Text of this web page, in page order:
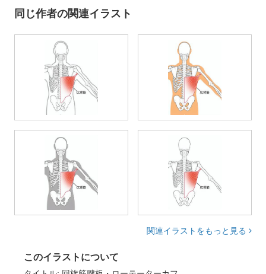
同じ作者の関連イラスト
関連イラストをもっと見る
このイラストについて